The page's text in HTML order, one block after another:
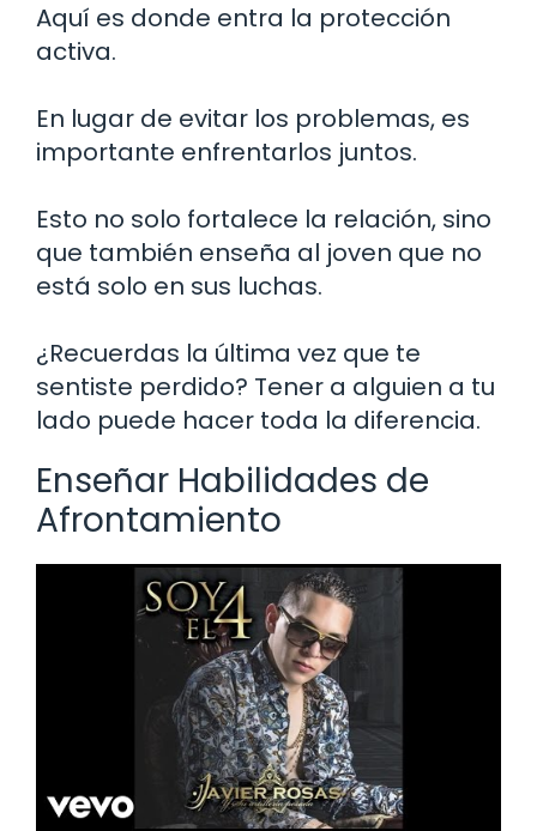
Aquí es donde entra la protección
activa.
En lugar de evitar los problemas, es
importante enfrentarlos juntos.
Esto no solo fortalece la relación, sino
que también enseña al joven que no
está solo en sus luchas.
¿Recuerdas la última vez que te
sentiste perdido? Tener a alguien a tu
lado puede hacer toda la diferencia.
Enseñar Habilidades de
Afrontamiento